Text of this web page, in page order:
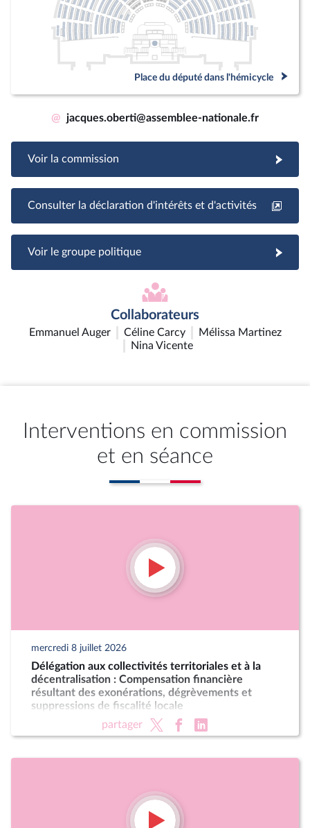
Place du député dans l'hémicycle
@ jacques.oberti@assemblee-nationale.fr
Voir la commission
Consulter la déclaration d'intérêts et d'activités
Voir le groupe politique
Collaborateurs
Emmanuel Auger Céline Carcy
Mélissa Martinez
Nina Vicente
Interventions en commission
et en séance
mercredi 8 juillet 2026
Délégation aux collectivités territoriales et à la
décentralisation : Compensation financière
résultant des exonérations, dégrèvements et
suppressions de fiscalité locale
partager